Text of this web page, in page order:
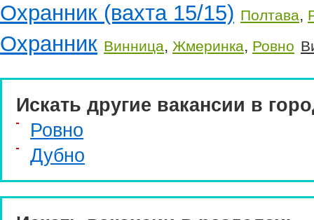
Охранник (вахта 15/15) Полтава,
Охранник Винница, Жмеринка, Ровно
Искать другие вакансии в
Ровно
Дубно